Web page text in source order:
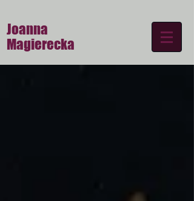
Joanna
Magierecka